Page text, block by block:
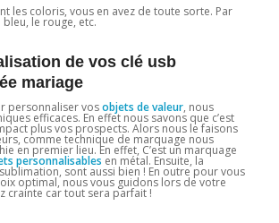
les coloris, vous en avez de toute sorte. Par
le rouge, etc.
de vos clé usb
mariage
personnaliser vosobjets de valeur, nous
efficaces. En effet nous savons que c’est
plus vos prospects. Alors nous le faisons
comme technique de marquage nous
en premier lieu. En effet, C’est un marquage
personnalisables en métal. Ensuite, la
sont aussi bien ! En outre pour vous
optimal, nous vous guidons lors de votre
crainte car tout sera parfait !